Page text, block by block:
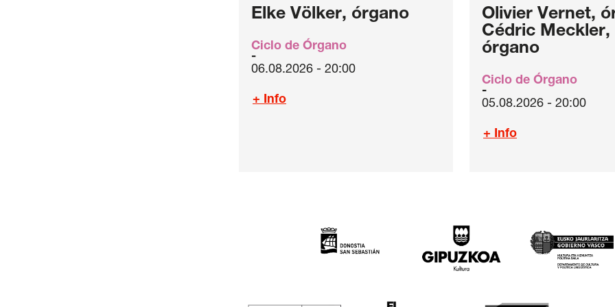
Elke Völker, órgano
Ciclo de Órgano
06.08.2026 - 20:00
+ Info
Olivier Vernet,
Cédric Meckler,
órgano
Ciclo de Órgano
05.08.2026 - 20:00
+ Info